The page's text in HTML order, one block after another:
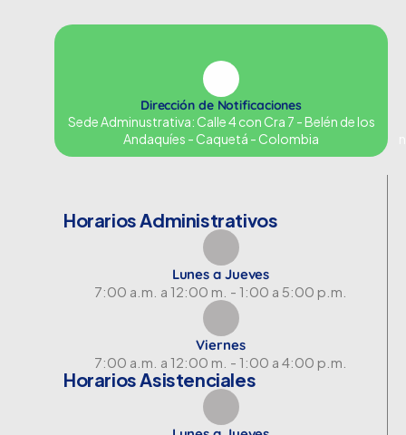
Dirección de Notificaciones
Sede Adminustrativa: Calle 4 con Cra 7 - Belén de los
Andaquíes - Caquetá - Colombia
Horarios Administrativos
Lunes a Jueves
7:00 a.m. a 12:00 m. - 1:00 a 5:00 p.m.
Viernes
7:00 a.m. a 12:00 m. - 1:00 a 4:00 p.m.
Horarios Asistenciales